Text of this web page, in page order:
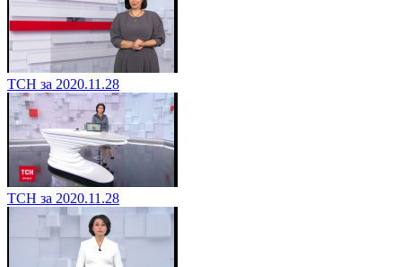
ТСН за 2020.11.28
ТСН за 2020.11.28